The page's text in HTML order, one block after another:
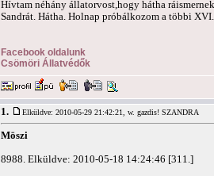
Hívtam néhány állatorvost,hogy hátha
Sandrát. Hátha. Holnap próbálkozom a többi
Facebook oldalunk
Csömöri Állatvédők
1. Elküldve: 2010-05-29 21:42:21, w. gazdis! SZANDRA
Möszi
8988. Elküldve: 2010-05-18 14:24:46 [311.]